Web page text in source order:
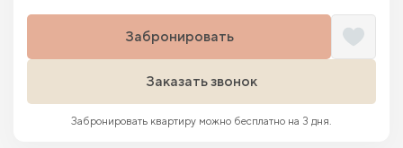
Забронировать
Заказать звонок
Забронировать квартиру можно бесплатно на 3 дня.